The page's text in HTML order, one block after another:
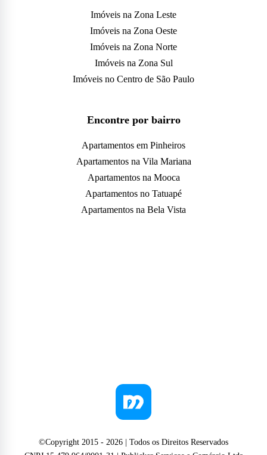
Imóveis na Zona Leste
Imóveis na Zona Oeste
Imóveis na Zona Norte
Imóveis na Zona Sul
Imóveis no Centro de São Paulo
Encontre por bairro
Apartamentos em Pinheiros
Apartamentos na Vila Mariana
Apartamentos na Mooca
Apartamentos no Tatuapé
Apartamentos na Bela Vista
©Copyright 2015 - 2026 | Todos os Direitos Reservados